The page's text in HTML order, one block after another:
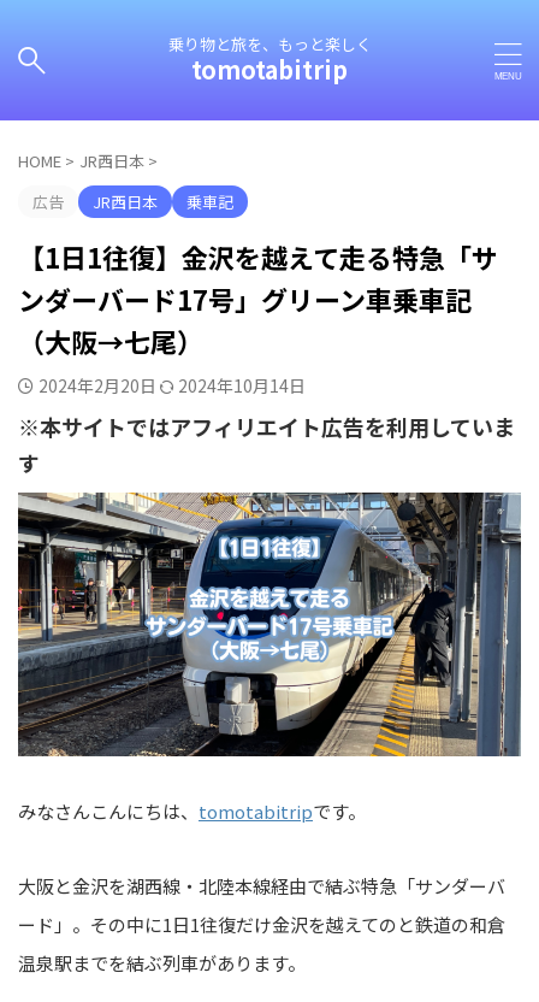
乗り物と旅を、もっと楽しく
tomotabitrip
HOME > JR西日本 >
広告
JR西日本 乗車記
【1日1往復】金沢を越えて走る特急「サ
ンダーバード17号」グリーン車乗車記
（大阪→七尾）
2024年2月20日 2024年10月14日
※本サイトではアフィリエイト広告を利用していま
す
みなさんこんにちは、 tomotabitripです。
大阪と金沢を湖西線・北陸本線経由で結ぶ特急「サンダーバ
ード」。その中に1日1往復だけ金沢を越えてのと鉄道の和倉
温泉駅までを結ぶ列車があります。